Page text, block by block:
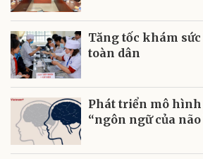
Tăng tốc khám
toàn dân
Phát triển mô
“ngôn ngữ của não